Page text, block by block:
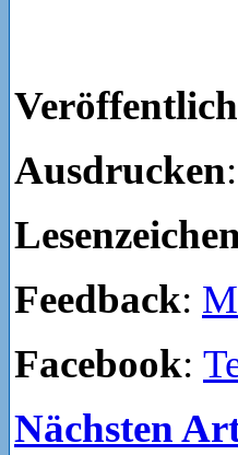
Ausdrucken:
Feedback:
Facebook:
Nächsten